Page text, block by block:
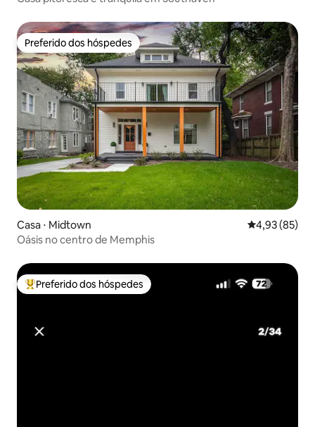
Preferido dos hóspedes
Preferido dos hóspedes
Casa ⋅ Midtown 4,93 de uma
4,93 (85)
Oásis no centro de Memphis
Entre os melhores preferidos dos hóspedes
Preferido dos hóspedes